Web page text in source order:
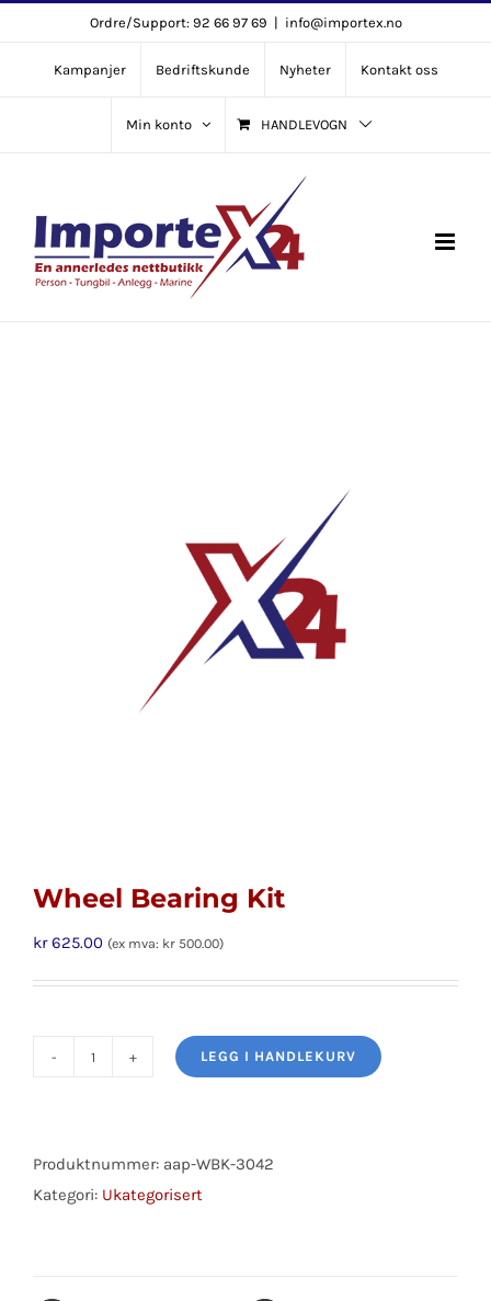
content
Ordre/Support: 92 66 97 69 | info@importex.no
Kampanjer Bedriftskunde Nyheter Kontakt oss
Min konto HANDLEVOGN
Wheel Bearing Kit
kr625.00 (ex mva: kr 500.00)
antall
LEGG I HANDLEKURV
Produktnummer: aap-WBK-3042
Kategori: Ukategorisert